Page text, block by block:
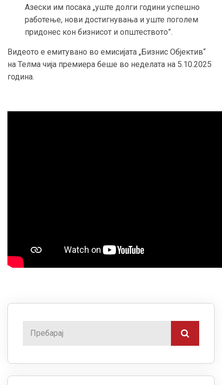
Азески им посака „уште долги години успешно
работење, нови достигнувања и уште поголем
придонес кон бизнисот и општеството”.
Видеото е емитувано во емисијата „Бизнис Објектив“
на Телма чија премиера беше во неделата на 5.10.2025
година.